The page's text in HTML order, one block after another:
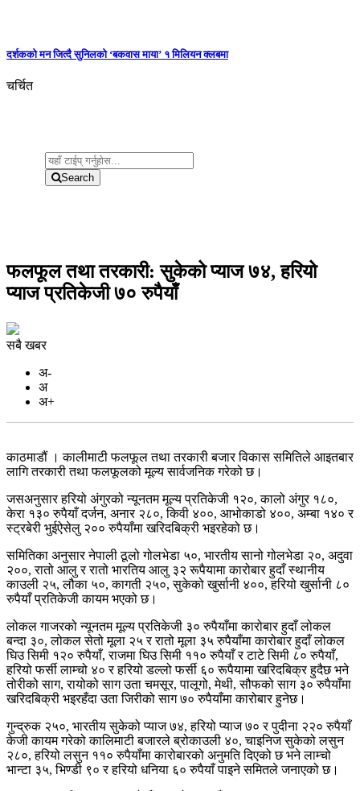
दर्शकको मन जित्दै सुनिलको ‘बकवास माया’ १ मिलियन क्लबमा
चर्चित
Search
फलफूल तथा तरकारी: सुकेको प्याज ७४, हरियो
प्याज प्रतिकेजी ७० रुपैयाँ
सबै खबर
अ-
अ
अ+
काठमाडौं । कालीमाटी फलफूल तथा तरकारी बजार विकास समितिले आइतबार
लागि तरकारी तथा फलफूलको मूल्य सार्वजनिक गरेको छ।
जसअनुसार हरियो अंगुरको न्यूनतम मूल्य प्रतिकेजी १२०, कालो अंगुर १८०,
केरा १३० रुपैयाँ दर्जन, अनार २८०, किवी ४००, आभोकाडो ४००, अम्बा १४० र
स्ट्रबेरी भुईऐसेलु २०० रुपैयाँमा खरिदबिक्री भइरहेको छ।
समितिका अनुसार नेपाली ठूलो गोलभेडा ५०, भारतीय सानो गोलभेडा २०, अदुवा
२००, रातो आलु र रातो भारतिय आलु ३२ रूपैयामा कारोबार हुदाँ स्थानीय
काउली २५, लौका ५०, कागती २५०, सुकेको खुर्सानी ४००, हरियो खुर्सानी ८०
रुपैयाँ प्रतिकेजी कायम भएको छ।
लोकल गाजरको न्यूनतम मूल्य प्रतिकेजी ३० रुपैयाँमा कारोबार हुदाँ लोकल
बन्दा ३०, लोकल सेतो मूला २५ र रातो मूला ३५ रुपैयाँमा कारोबार हुदाँ लोकल
घिउ सिमी १२० रुपैयाँ, राजमा घिउ सिमी ११० रुपैयाँ र टाटे सिमी ८० रुपैयाँ,
हरियो फर्सी लाम्चो ४० र हरियो डल्लो फर्सी ६० रूपैयामा खरिदबिक्र हुदैछ भने
तोरीको साग, रायोको साग उता चमसूर, पालूगो, मेथी, सौफको साग ३० रुपैयाँमा
खरिदबिक्री भइरहँदा उता जिरीको साग ७० रुपैयाँमा कारोबार हुनेछ।
गुन्द्रुक २५०, भारतीय सुकेको प्याज ७४, हरियो प्याज ७० र पुदीना २२० रुपैयाँ
केजी कायम गरेको कालिमाटी बजारले ब्रोकाउली ४०, चाइनिज सुकेको लसुन
२८०, हरियो लसुन ११० रुपैयाँमा कारोबारको अनुमति दिएको छ भने लाम्चो
भान्टा ३५, भिण्डी ९० र हरियो धनिया ६० रुपैयाँ पाइने समितले जनाएको छ।